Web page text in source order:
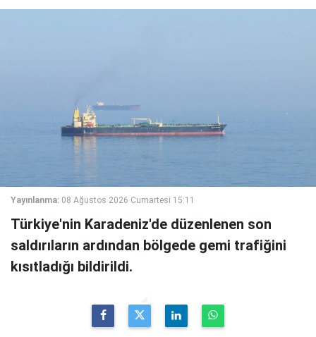
Yayınlanma: 08 Ağustos 2026 Cumartesi 15:11
Türkiye'nin Karadeniz'de düzenlenen son
saldırıların ardından bölgede gemi trafiğini
kısıtladığı bildirildi.